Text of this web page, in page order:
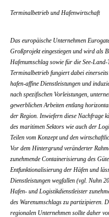
Terminalbetrieb und Hafenwirtschaft
Das europäische Unternehmen
Großprojekt eingestiegen und wird als
Hafenumschlag sowie für die See-
Terminalbetrieb fungiert dabei
hafen-affine Dienstleistungen und
nach spezifischen Vorleistungen,
gewerblichen Arbeiten entlang
der Region. Inwiefern diese Nachfrage
des maritimen Sektors wie auch der
Teilen vom Konzept und den
Vor dem Hintergrund veränderter
zunehmende Containerisierung des
Entfunktionalisierung der Häfen und
Dienstleistungen wegfallen (vgl. Nuhn
Hafen- und Logistikdienstleister
des Warenumschlags zu partizipieren.
regionalen Unternehmen sollte daher